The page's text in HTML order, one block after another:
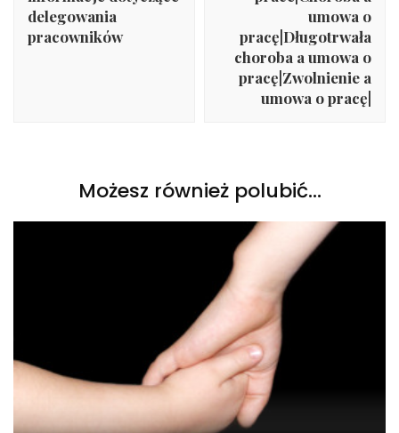
delegowania
pracowników
umowa o
pracę|Długotrwała
choroba a umowa o
pracę|Zwolnienie a
umowa o pracę|
Możesz również polubić…